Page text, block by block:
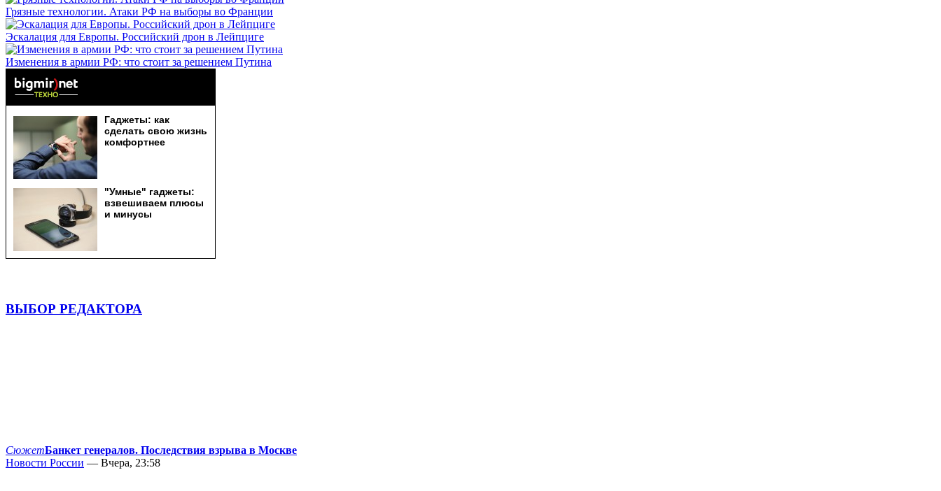
Грязные технологии. Атаки РФ на выборы во Франции
Эскалация для Европы. Российский дрон в Лейпциге
Изменения в армии РФ: что стоит за решением Путина
ВЫБОР РЕДАКТОРА
СюжетБанкет генералов. Последствия взрыва в Москве
Новости России — Вчера, 23:58